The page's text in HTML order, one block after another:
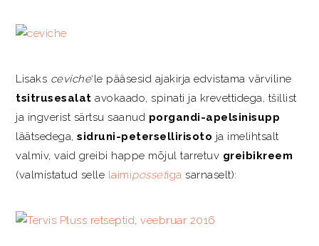
Lisaks ceviche‘le pääsesid ajakirja edvistama värviline
tsitrusesalat avokaado, spinati ja krevettidega, tšillist
ja ingverist särtsu saanud porgandi-apelsinisupp
läätsedega,sidruni-petersellirisoto ja imelihtsalt
valmiv, vaid greibi happe mõjul tarretuv greibikreem
(valmistatud selle laimipossetiga sarnaselt):